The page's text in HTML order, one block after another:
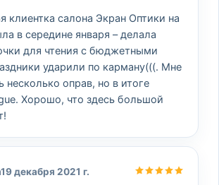
клиентка салона Экран Оптики на
в середине января – делала
для чтения с бюджетными
ударили по карману(((. Мне
несколько оправ, но в итоге
Хорошо, что здесь большой
19 декабря 2021 г.